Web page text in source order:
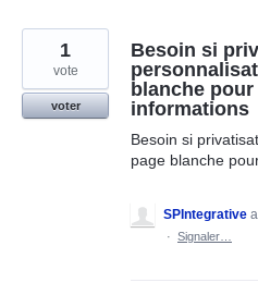
Besoin si
blanche
informations
Besoin si
page blanche
1
vote
voter
SPIntegrative
· Signaler…